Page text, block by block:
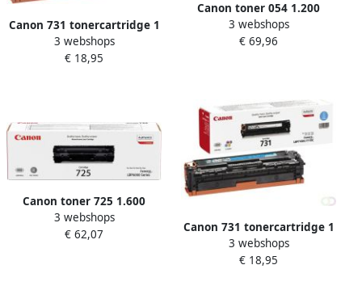
Canon 731 tonercartridge 1
stuk(s) Origineel Geel
(6269B002)
3 webshops
€ 18,95
Canon toner 054 1.200
pagina&apos;s OEM
3022C002 magenta
3 webshops
€ 69,96
Canon toner 725 1.600
pagina&apos;s OEM
3484B002 zwart
3 webshops
€ 62,07
Canon 731 tonercartridge 1
stuk(s) Origineel Cyaan
(6271B002)
3 webshops
€ 18,95